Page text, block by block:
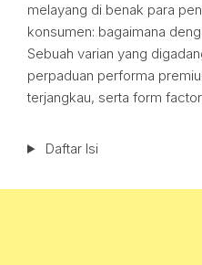
melayang di benak para
konsumen: bagaimana
Sebuah varian yang
perpaduan performa
terjangkau, serta form
Daftar Isi